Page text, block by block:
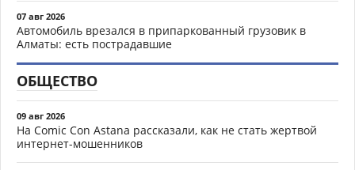
07 авг 2026
Автомобиль врезался в припаркованный грузовик в
Алматы: есть пострадавшие
ОБЩЕСТВО
09 авг 2026
На Comic Con Astana рассказали, как не стать жертвой
интернет-мошенников